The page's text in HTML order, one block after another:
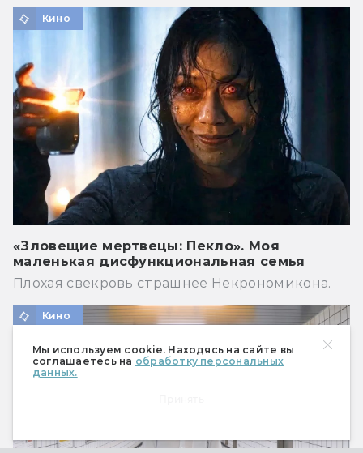
Мы используем cookie. Находясь на сайте вы
соглашаетесь на обработку персональных
данных.
Кино
«Зловещие мертвецы: Пекло». Моя
маленькая дисфункциональная семья
Плохая свекровь страшнее Некрономикона.
Кино